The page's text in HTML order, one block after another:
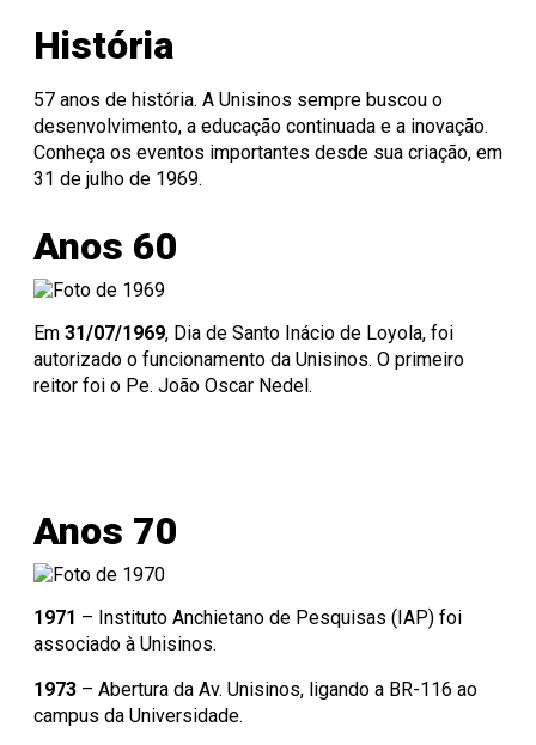
Consulta Lista de
Diplomas
Docência
Residência
Pedagógica
Editais
Residência
Pedagógica
no Uso de
Animais
Comitê
de Ética
em
SGA Unisinos
Relatórios e
Certificações
Comunicação
História
57 anos de história. A Unisinos sempre buscou o
desenvolvimento, a educação continuada e a inovação.
Conheça os eventos importantes desde sua criação, em
31 de julho de 1969.
Anos 60
Em 31/07/1969, Dia de Santo Inácio de Loyola, foi
autorizado o funcionamento da Unisinos. O primeiro
reitor foi o Pe. João Oscar Nedel.
Anos 70
1971 – Instituto Anchietano de Pesquisas (IAP) foi
associado à Unisinos.
1973 – Abertura da Av. Unisinos, ligando a BR-116 ao
campus da Universidade.